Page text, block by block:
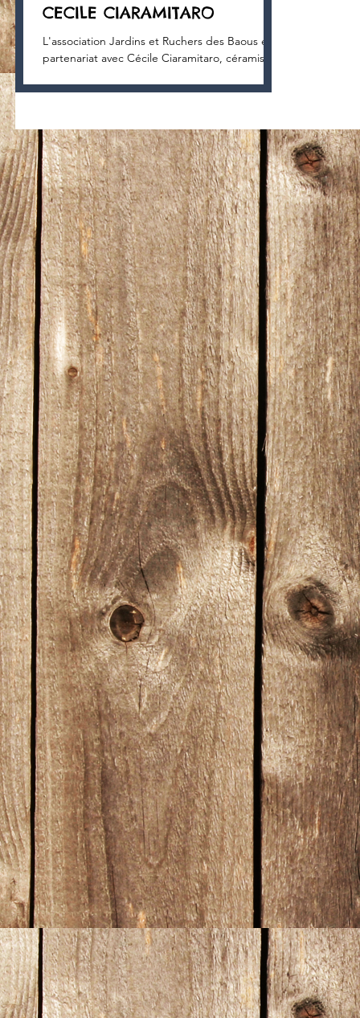
CECILE CIARAMITARO
L'association Jardins et Ruchers des Baous en
partenariat avec Cécile Ciaramitaro, céramiste